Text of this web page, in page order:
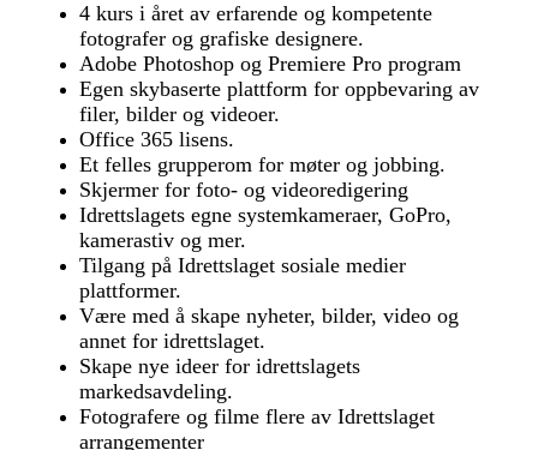
4 kurs i året av erfarende og kompetente
fotografer og grafiske designere.
Adobe Photoshop og Premiere Pro program
Egen skybaserte plattform for oppbevaring av
filer, bilder og videoer.
Office 365 lisens.
Et felles grupperom for møter og jobbing.
Skjermer for foto- og videoredigering
Idrettslagets egne systemkameraer, GoPro,
kamerastiv og mer.
Tilgang på Idrettslaget sosiale medier
plattformer.
Være med å skape nyheter, bilder, video og
annet for idrettslaget.
Skape nye ideer for idrettslagets
markedsavdeling.
Fotografere og filme flere av Idrettslaget
arrangementer